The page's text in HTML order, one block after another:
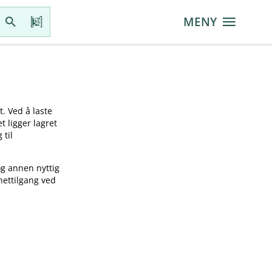
MENY
Ved å laste
ligger lagret
til
annen nyttig
ved